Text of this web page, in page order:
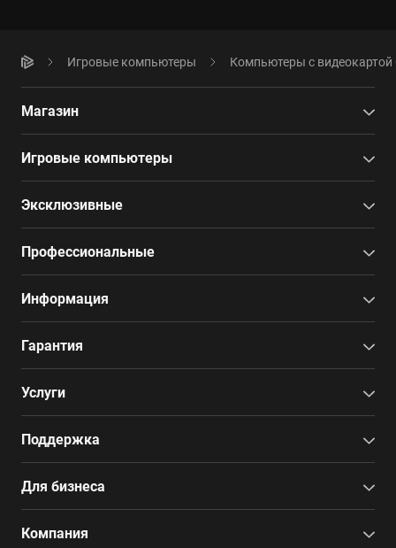
Игровые компьютеры Компьютеры с видеокартой
Магазин
Игровые компьютеры
Эксклюзивные
Профессиональные
Информация
Гарантия
Услуги
Поддержка
Для бизнеса
Компания